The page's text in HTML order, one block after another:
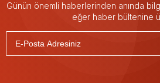
Günün önemli haberlerinden anında
eğer haber bültenine